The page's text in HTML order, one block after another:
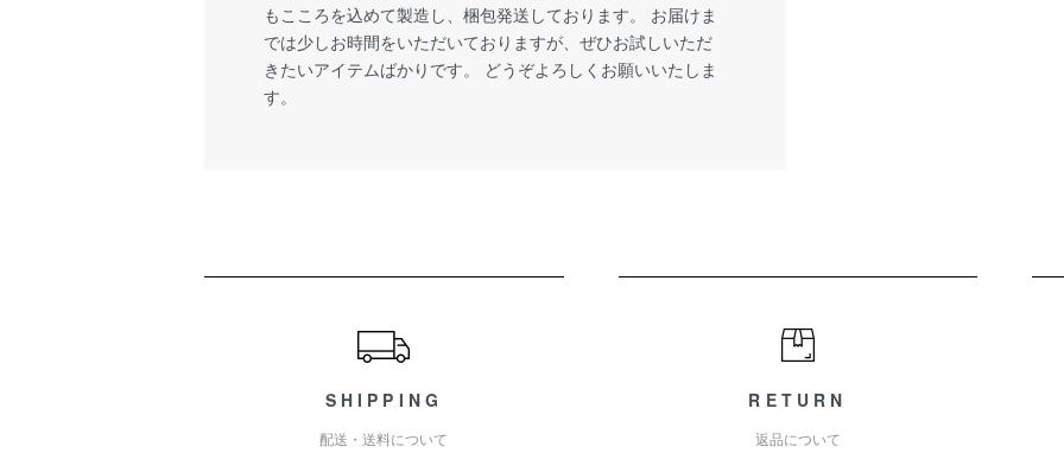
もこころを込めて製造し、梱包発送しております。 お届けま
では少しお時間をいただいておりますが、ぜひお試しいただ
きたいアイテムばかりです。 どうぞよろしくお願いいたしま
す。
SHIPPING
配送・送料について
RETURN
返品について